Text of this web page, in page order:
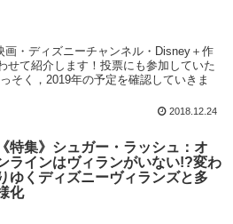
画・ディズニーチャンネル・Disney＋作
せて紹介します！投票にも参加していた
そく，2019年の予定を確認していきま
2018.12.24
《特集》シュガー・ラッシュ：オ
ラインはヴィランがいない!?変わ
ゆくディズニーヴィランズと多
化